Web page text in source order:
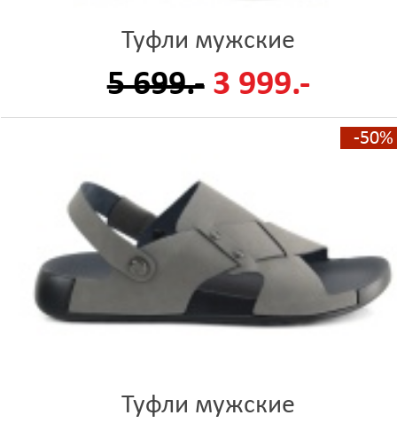
Туфли мужские
5 699.- 3 999.-
-50%
Туфли мужские